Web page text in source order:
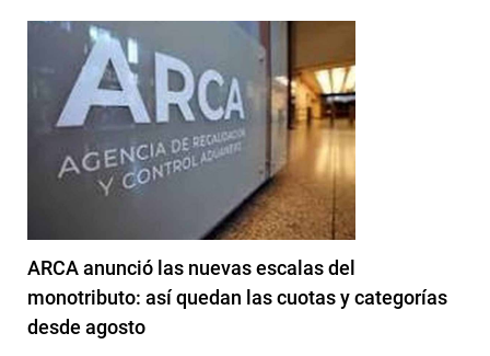
ARCA anunció las nuevas escalas del
monotributo: así quedan las cuotas y categorías
desde agosto